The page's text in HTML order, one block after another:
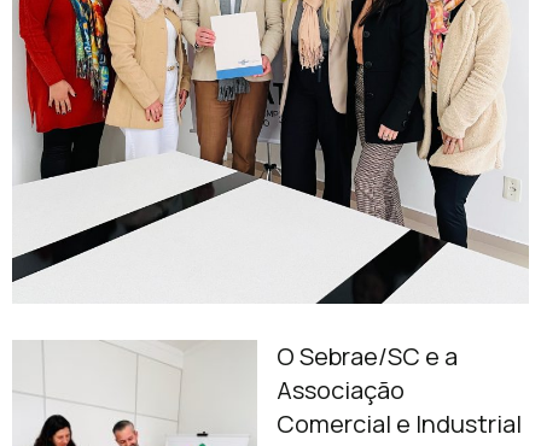
O Sebrae/SC e a
Associação
Comercial e Industrial